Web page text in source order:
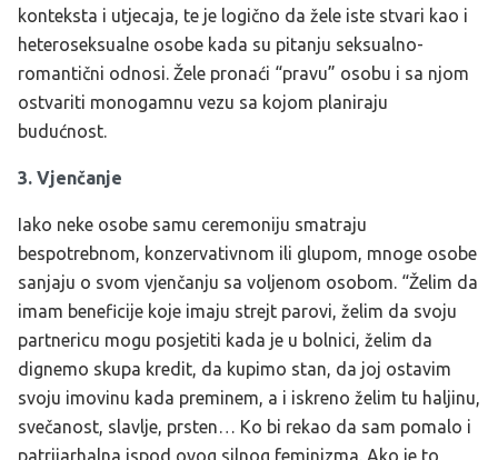
konteksta i utjecaja, te je logično da žele iste stvari kao i
heteroseksualne osobe kada su pitanju seksualno-
romantični odnosi. Žele pronaći “pravu” osobu i sa njom
ostvariti monogamnu vezu sa kojom planiraju
budućnost.
3. Vjenčanje
Iako neke osobe samu ceremoniju smatraju
bespotrebnom, konzervativnom ili glupom, mnoge osobe
sanjaju o svom vjenčanju sa voljenom osobom. “Želim da
imam beneficije koje imaju strejt parovi, želim da svoju
partnericu mogu posjetiti kada je u bolnici, želim da
dignemo skupa kredit, da kupimo stan, da joj ostavim
svoju imovinu kada preminem, a i iskreno želim tu haljinu,
svečanost, slavlje, prsten… Ko bi rekao da sam pomalo i
patrijarhalna ispod ovog silnog feminizma. Ako je to